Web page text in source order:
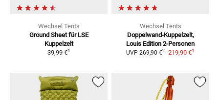
Wechsel Tents
Ground Sheet für LSE
Kuppelzelt
39,99 €1
Wechsel Tents
Doppelwand-Kuppelzelt,
Louis Edition 2-Personen
UVP 269,90 €2 219,90 €1